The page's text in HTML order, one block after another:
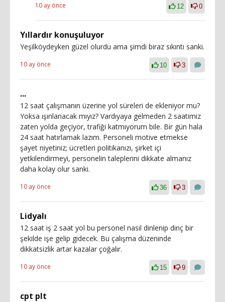
10 ay önce 12 0
Yıllardır konuşuluyor
Yeşilköydeyken güzel olurdu ama şimdi biraz sıkıntı sanki.
10 ay önce 10 3
...
12 saat çalışmanın üzerine yol süreleri de ekleniyor mu?
Yoksa ışınlanacak mıyız? Vardıyaya gelmeden 2 saatimiz
zaten yolda geçiyor, trafiği katmıyorum bile. Bir gün hala
24 saat hatırlamak lazım. Personeli motive etmekse
şayet niyetiniz; ücretleri politikanızı, şirket içi
yetkilendirmeyi, personelin taleplerini dikkate almanız
daha kolay olur sanki.
10 ay önce 36 3
Lidyalı
12 saat iş 2 saat yol bu personel nasıl dinlenip dinç bir
şekilde işe gelip gidecek. Bu çalışma düzeninde
dikkatsizlik artar kazalar çoğalır.
10 ay önce 15 9
cpt plt